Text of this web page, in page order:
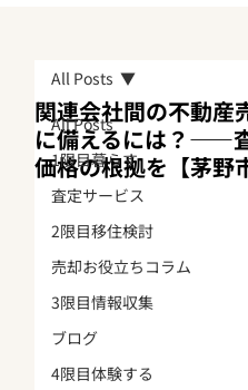
All Posts
1限目暮らす
査定サービス
2限目移住検討
売却お役立ちコラム
3限目情報収集
ブログ
4限目体験する
All Posts
関連会社間の不動産
に備えるには？——
価格の根拠を【茅野